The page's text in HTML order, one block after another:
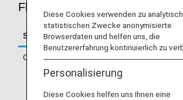
Fluginformationen
Service Beschreibung
Check-in
Check-in am Schalter
Airlines (SK). Biite
auf Ihrem eTicket
Abflugterminal.
Diese Cookies verwenden zu
statistischen Zwecke anonymisierte
Browserdaten und helfen uns, die
Benutzererfahrung kontinuierlich zu
Personalisierung
Diese Cookies helfen uns Ihnen eine